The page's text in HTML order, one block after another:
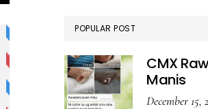
POPULAR POST
CMX
Manis
December 15,